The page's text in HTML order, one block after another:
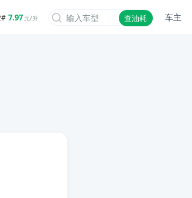
7.97元/升 查油耗 车主